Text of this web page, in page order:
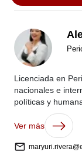
Licenciada en
nacionales e
políticas y
Ver más